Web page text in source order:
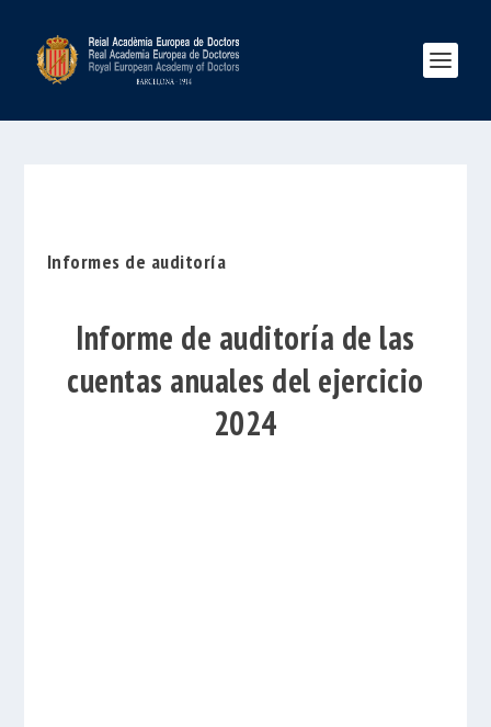
Informes de auditoría
Informe de auditoría de las
cuentas anuales del ejercicio
2024